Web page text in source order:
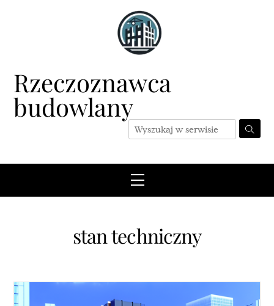
Rzeczoznawca
budowlany
Menu
stan techniczny